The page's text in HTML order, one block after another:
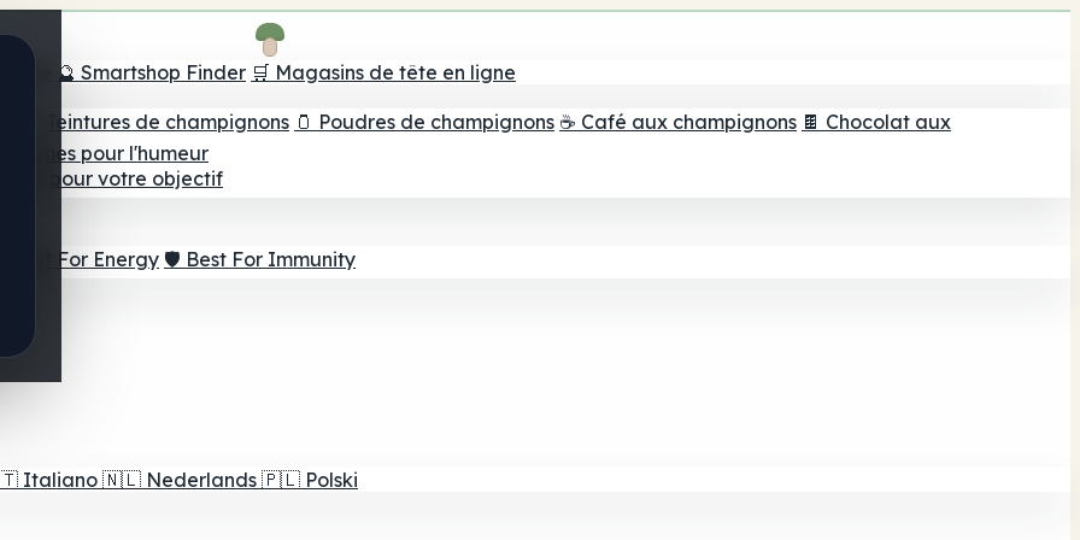
tête 🔮 Smartshop Finder 🛒 Magasins de tête en ligne
💧 Teintures de champignons 🫙 Poudres de champignons ☕ Café aux champignons 🍫 Chocolat aux
Gommes pour l'humeur
pour votre objectif
⚡ Best For Energy 🛡️ Best For Immunity
Italiano 🇳🇱 Nederlands 🇵🇱 Polski